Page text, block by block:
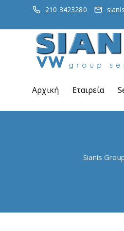
210 3423280
Αρχική Εταιρεία
Sianis